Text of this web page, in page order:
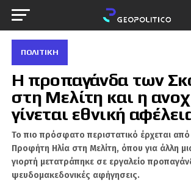
ΠΟΛΙΤΙΚΉ
Η προπαγάνδα των
στη Μελίτη και η
γίνεται εθνική
Το πιο πρόσφατο περιστατικό έρχεται
Προφήτη Ηλία στη Μελίτη, όπου για άλλη
γιορτή μετατράπηκε σε εργαλείο
ψευδομακεδονικές αφήγησεις.